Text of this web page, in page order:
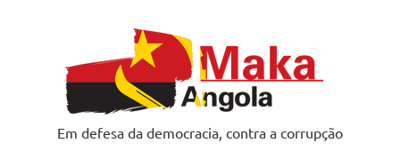
Em defesa da democracia, contra a corrupção